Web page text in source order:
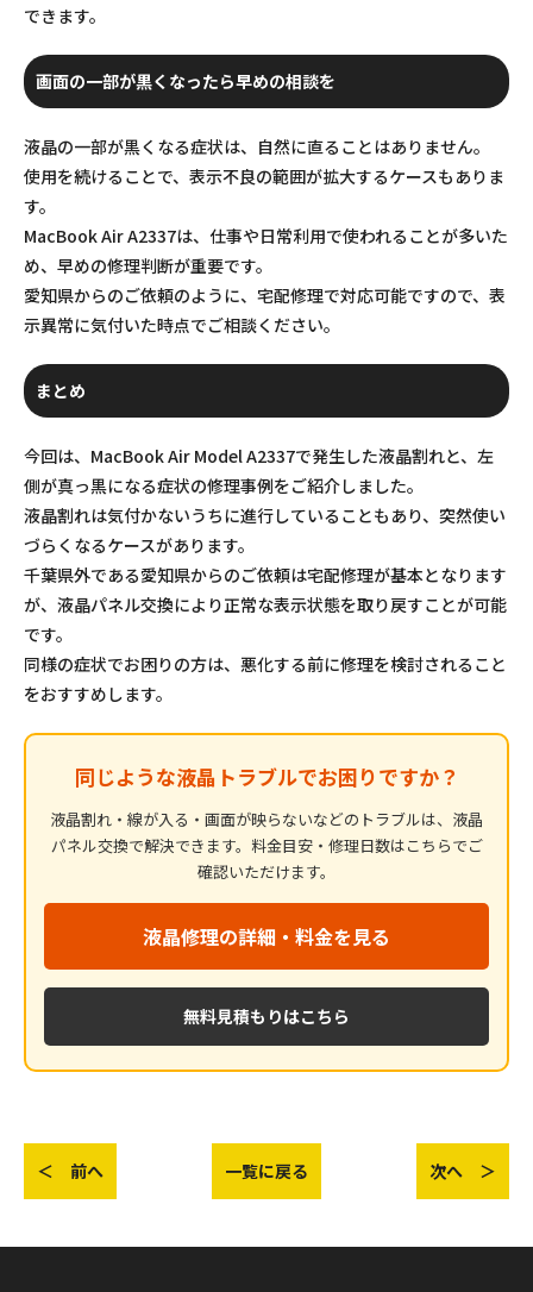
できます。
画面の一部が黒くなったら早めの相談を
液晶の一部が黒くなる症状は、自然に直ることはありません。
使用を続けることで、表示不良の範囲が拡大するケースもありま
す。
MacBook Air A2337は、仕事や日常利用で使われることが多いた
め、早めの修理判断が重要です。
愛知県からのご依頼のように、宅配修理で対応可能ですので、表
示異常に気付いた時点でご相談ください。
まとめ
今回は、MacBook Air Model A2337で発生した液晶割れと、左
側が真っ黒になる症状の修理事例をご紹介しました。
液晶割れは気付かないうちに進行していることもあり、突然使い
づらくなるケースがあります。
千葉県外である愛知県からのご依頼は宅配修理が基本となります
が、液晶パネル交換により正常な表示状態を取り戻すことが可能
です。
同様の症状でお困りの方は、悪化する前に修理を検討されること
をおすすめします。
同じような液晶トラブルでお困りですか？
液晶割れ・線が入る・画面が映らないなどのトラブルは、液晶
パネル交換で解決できます。料金目安・修理日数はこちらでご
確認いただけます。
液晶修理の詳細・料金を見る
無料見積もりはこちら
＜ 前へ 一覧に戻る 次へ ＞